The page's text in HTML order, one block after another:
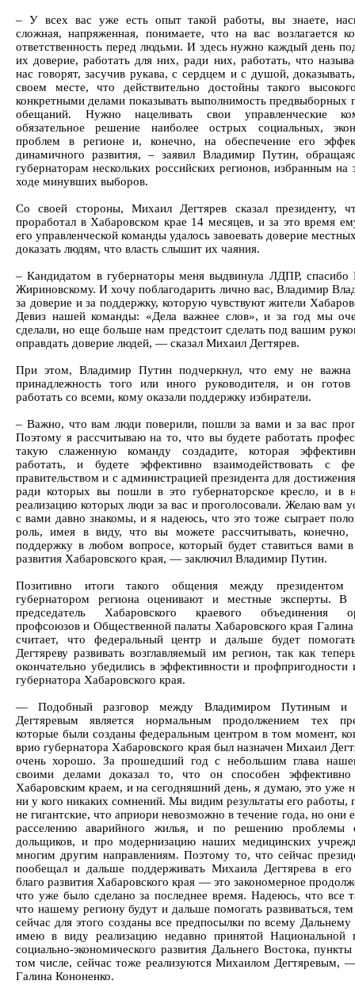
– У всех вас уже есть опыт такой работы, вы знаете,
сложная, напряженная, понимаете, что на вас возлагается
ответственность перед людьми. И здесь нужно каждый день
их доверие, работать для них, ради них, работать, что
нас говорят, засучив рукава, с сердцем и с душой,
своем месте, что действительно достойны такого
конкретными делами показывать выполнимость предвыборных
обещаний. Нужно нацеливать свои управленческие
обязательное решение наиболее острых социальных,
проблем в регионе и, конечно, на обеспечение его
динамичного развития, – заявил Владимир Путин,
губернаторам нескольких российских регионов, избранным на
ходе минувших выборов.
Со своей стороны, Михаил Дегтярев сказал президенту,
проработал в Хабаровском крае 14 месяцев, и за это время
его управленческой команды удалось завоевать доверие
доказать людям, что власть слышит их чаяния.
– Кандидатом в губернаторы меня выдвинула ЛДПР, спасибо
Жириновскому. И хочу поблагодарить лично вас, Владимир
за доверие и за поддержку, которую чувствуют жители
Девиз нашей команды: «Дела важнее слов», и за год мы
сделали, но еще больше нам предстоит сделать под вашим
оправдать доверие людей, — сказал Михаил Дегтярев.
При этом, Владимир Путин подчеркнул, что ему не важна
принадлежность того или иного руководителя, и он готов
работать со всеми, кому оказали поддержку избиратели.
– Важно, что вам люди поверили, пошли за вами и за вас
Поэтому я рассчитываю на то, что вы будете работать
такую слаженную команду создадите, которая
работать, и будете эффективно взаимодействовать с
правительством и с администрацией президента для
ради которых вы пошли в это губернаторское кресло, и в
реализацию которых люди за вас и проголосовали. Желаю вам
с вами давно знакомы, и я надеюсь, что это тоже сыграет
роль, имея в виду, что вы можете рассчитывать,
поддержку в любом вопросе, который будет ставиться вами в
развития Хабаровского края, — заключил Владимир Путин.
Позитивно итоги такого общения между
губернатором региона оценивают и местные эксперты. В
председатель Хабаровского краевого объединения
профсоюзов и Общественной палаты Хабаровского края
считает, что федеральный центр и дальше будет
Дегтяреву развивать возглавляемый им регион, так как
окончательно убедились в эффективности и профпригодности
губернатора Хабаровского края.
— Подобный разговор между Владимиром Путиным и
Дегтяревым является нормальным продолжением тех
которые были созданы федеральным центром в том момент,
врио губернатора Хабаровского края был назначен Михаил
очень хорошо. За прошедший год с небольшим глава
своими делами доказал то, что он способен эффективно
Хабаровским краем, и на сегодняшний день, я думаю, это уже
ни у кого никаких сомнений. Мы видим результаты его работы,
не гигантские, что априори невозможно в течение года, но они
расселению аварийного жилья, и по решению проблемы
дольщиков, и про модернизацию наших медицинских
многим другим направлениям. Поэтому то, что сейчас
пообещал и дальше поддерживать Михаила Дегтярева в
благо развития Хабаровского края — это закономерное
что уже было сделано за последнее время. Надеюсь, что все
что нашему региону будут и дальше помогать развиваться,
сейчас для этого созданы все предпосылки по всему
имею в виду реализацию недавно принятой Национальной
социально-экономического развития Дальнего Востока,
том числе, сейчас тоже реализуются Михаилом Дегтяревым,
Галина Кононенко.